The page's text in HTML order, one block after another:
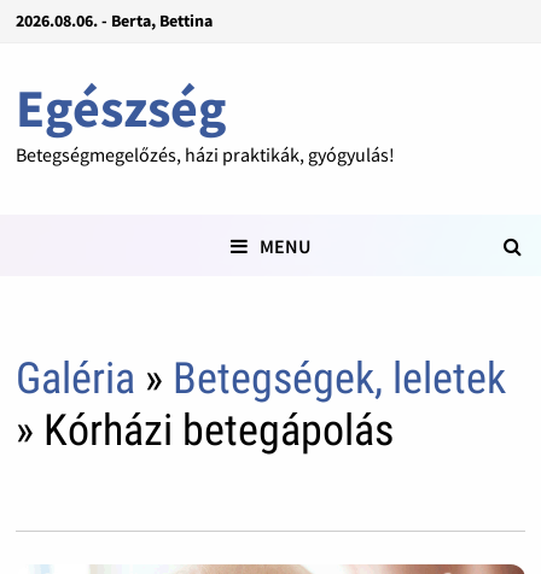
2026.08.06. - Berta, Bettina
Egészség
Betegségmegelőzés, házi praktikák, gyógyulás!
MENU
Galéria » Betegségek, leletek
» Kórházi betegápolás